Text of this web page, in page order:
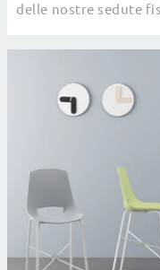
delle nostre sedute